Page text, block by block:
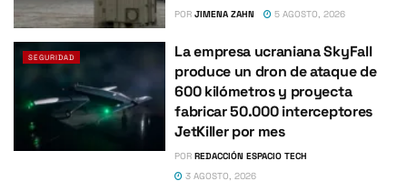
POR JIMENA ZAHN 5 AGOSTO, 2026
SEGURIDAD
La empresa ucraniana SkyFall
produce un dron de ataque de
600 kilómetros y proyecta
fabricar 50.000 interceptores
JetKiller por mes
POR REDACCIÓN ESPACIO TECH
3 AGOSTO, 2026